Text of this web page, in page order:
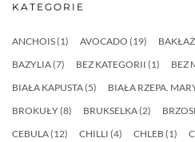
KATEGORIE
ANCHOIS(1) AVOCADO (19)
BAZYLIA(7) BEZ KATEGORII (1) BEZ
BIAŁA KAPUSTA(5) BIAŁA RZEPA.
BROKUŁY(8) BRUKSELKA(2)
CEBULA(12) CHILLI (4) CHLEB (1)